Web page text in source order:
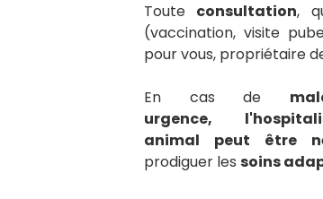
Toute consultation,
(vaccination, visite
pour vous, propriétaire
En cas de
urgence,
animal peut être
prodiguer les soins